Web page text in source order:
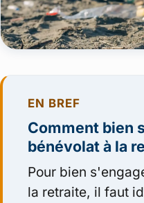
EN BREF
Comment bien
bénévolat à la
Pour bien
la retraite, il faut